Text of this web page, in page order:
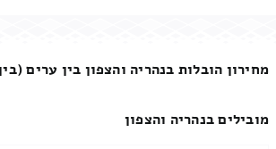
מחירון הובלות בנהריה והצפון בין ערים
מובילים בנהריה והצפון